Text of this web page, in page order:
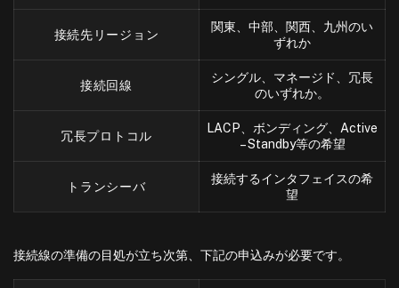
接続先リージョン
関東、中部、関西、九州のい
ずれか
接続回線
シングル、マネージド、冗長
のいずれか。
冗長プロトコル
LACP、ボンディング、Active
– Standby等の希望
トランシーバ
接続するインタフェイスの希
望
接続線の準備の目処が立ち次第、下記の申込みが必要です。